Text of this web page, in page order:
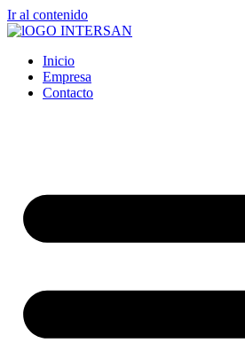
Ir al contenido
Inicio
Empresa
Contacto